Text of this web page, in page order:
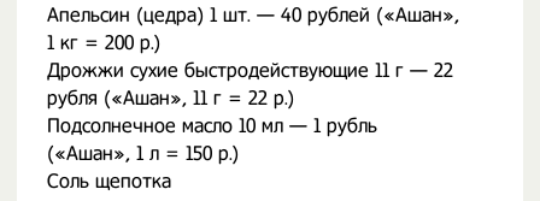
Апельсин (цедра) 1 шт. — 40 рублей («Ашан»,
1 кг = 200 р.)
Дрожжи сухие быстродействующие 11 г — 22
рубля («Ашан», 11 г = 22 р.)
Подсолнечное масло 10 мл — 1 рубль
(«Ашан», 1 л = 150 р.)
Соль щепотка